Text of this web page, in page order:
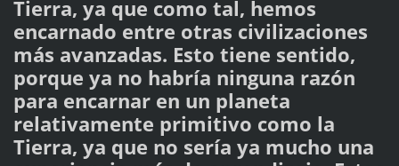
Tierra, ya que como tal, hemos
encarnado entre otras civilizaciones
más avanzadas. Esto tiene sentido,
porque ya no habría ninguna razón
para encarnar en un planeta
relativamente primitivo como la
Tierra, ya que no sería ya mucho una